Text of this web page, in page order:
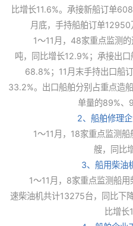
比增长11.6%。承接新船订单
月底，手持船舶订单12950
1～11月，48家重点监测
吨，同比增长12.9%；承接出
68.8%；11月末手持出口船
33.2%。出口船舶分别占重点造
单量的89%、
2、船舶修理
1～11月，18家重点监测
艘，同比
3、船用柴油
1～11月，8家重点监测船
速柴油机共计13275台，同比下
比增长